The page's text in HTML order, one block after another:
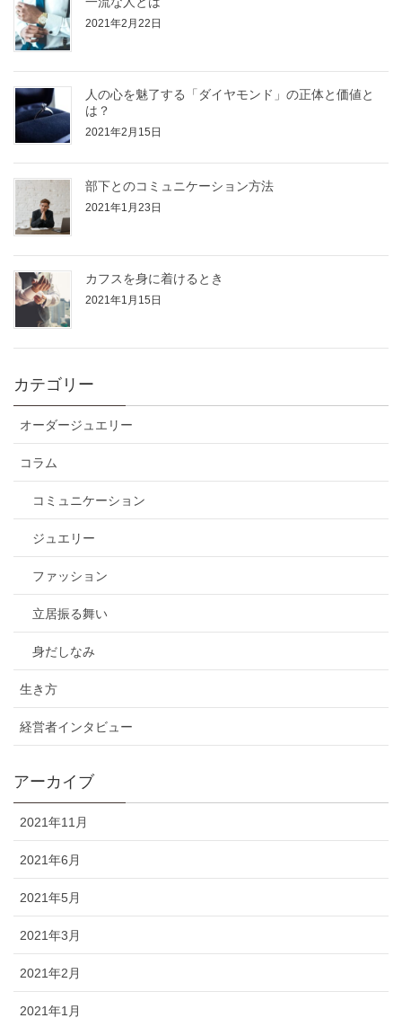
2021年2月22日
人の心を魅了する「ダイヤモンド」の正体と価値と
は？
2021年2月15日
部下とのコミュニケーション方法
2021年1月23日
カフスを身に着けるとき
2021年1月15日
カテゴリー
オーダージュエリー
コラム
コミュニケーション
ジュエリー
ファッション
立居振る舞い
身だしなみ
生き方
経営者インタビュー
アーカイブ
2021年11月
2021年6月
2021年5月
2021年3月
2021年2月
2021年1月